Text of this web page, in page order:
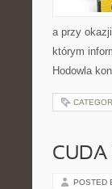
a przy
którym
Hodowla
CUDA
POSTED